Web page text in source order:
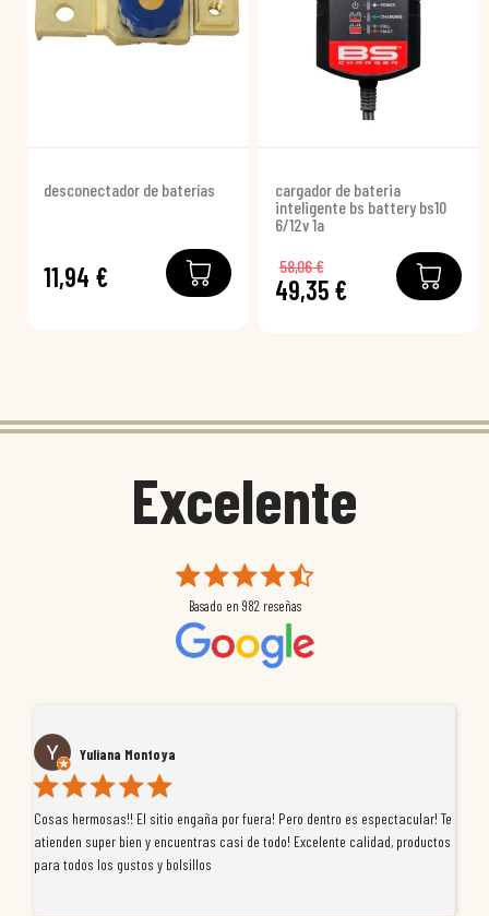
desconectador de baterías
11,94 €
cargador de bateria
inteligente bs battery bs10
6/12v 1a
49,35 €
58,06 €
Excelente
Basado en 982 reseñas
Yuliana Montoya
Cosas hermosas!! El sitio engaña por fuera! Pero dentro es espectacular! Te
atienden super bien y encuentras casi de todo! Excelente calidad, productos
para todos los gustos y bolsillos